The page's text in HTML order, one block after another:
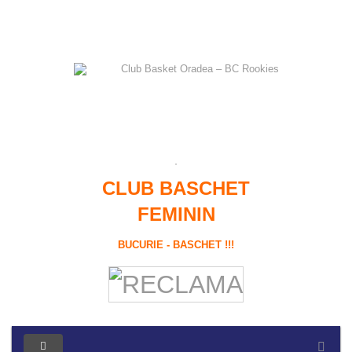
CLUB BASCHET
FEMININ
BUCURIE - BASCHET !!!